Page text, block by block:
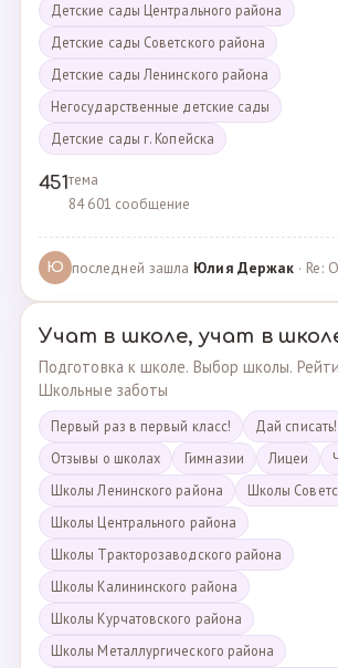
Детские сады Центрального района
Детские сады Советского района
Детские сады Ленинского района
Негосударственные детские сады
Детские сады г. Копейска
451тема
84 601 сообщение
Ю последней зашла Юлия Держак · Re: Обмен
Учат в школе, учат в
Подготовка к школе. Выбор школы.
Школьные заботы
Первый раз в первый класс!
Дай списать!
Отзывы о школах
Гимназии Лицеи
Школы Ленинского района
Школы
Школы Центрального района
Школы Тракторозаводского района
Школы Калининского района
Школы Курчатовского района
Школы Металлургического района